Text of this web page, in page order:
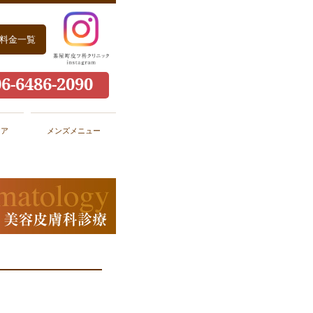
料金一覧
6486-2090
メンズメニュー